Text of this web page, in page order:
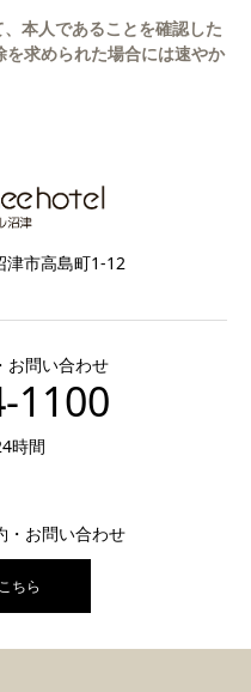
本人であることを確認した
求められた場合には速やか
津市高島町1-12
お問い合わせ
1100
時間
・お問い合わせ
ちら